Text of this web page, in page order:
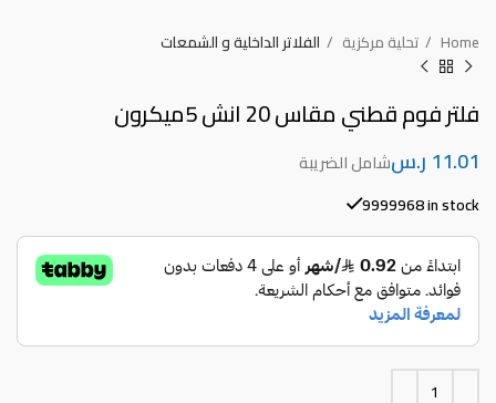
Home تحلية مركزية الفلاتر الداخلية و الشمعات
فلتر فوم قطني مقاس 20 انش 5ميكرون
ر.س
9999968 in stock